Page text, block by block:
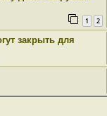
1 2
закрыть для